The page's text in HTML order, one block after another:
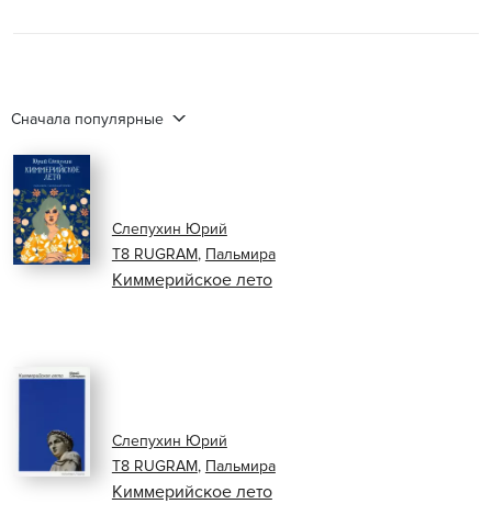
Сначала популярные
Киммерийское лето
Слепухин Юрий
Т8 RUGRAM, Пальмира
Киммерийское лето
Слепухин Юрий
Т8 RUGRAM, Пальмира